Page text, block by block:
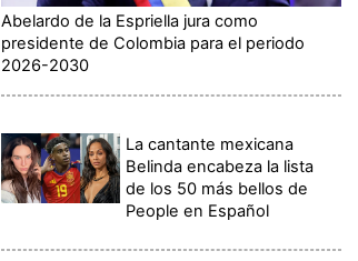
Abelardo de la Espriella jura como
presidente de Colombia para el periodo
2026-2030
La cantante mexicana
Belinda encabeza la lista
de los 50 más bellos de
People en Español